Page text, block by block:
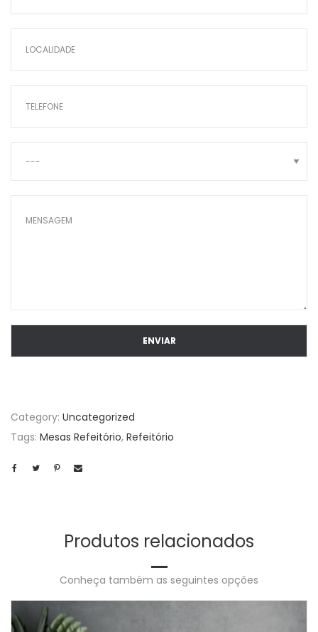
Category: Uncategorized
Tags: Mesas Refeitório, Refeitório
Produtos relacionados
Conheça também as seguintes opções